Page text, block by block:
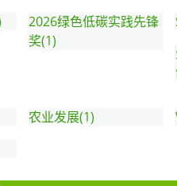
2026绿色低碳实践先锋
奖(1)
农业发展(1)